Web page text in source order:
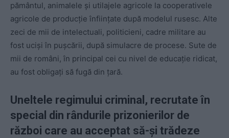
pământul, animalele și utilajele agricole la cooperativele
agricole de producție înființate după modelul rusesc. Alte
zeci de mii de intelectuali, politicieni, cadre militare au
fost uciși în pușcării, după simulacre de procese. Sute de
mii de români, în principal cei cu nivel de educație ridicat,
au fost obligați să fugă din țară.
Uneltele regimului criminal, recrutate în
special din rândurile prizonierilor de
război care au acceptat să-și trădeze